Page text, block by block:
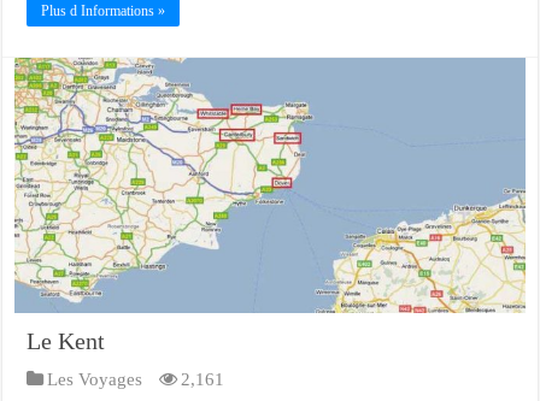
Plus d Informations »
Le Kent
Les Voyages 2,161